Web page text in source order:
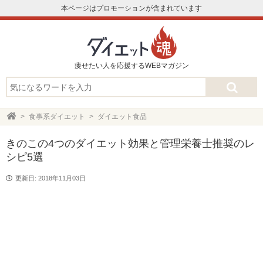
本ページはプロモーションが含まれています
痩せたい人を応援するWEBマガジン
食事系ダイエット ダイエット食品
きのこの4つのダイエット効果と管理栄養士推奨のレ
シピ5選
更新日: 2018年11月03日